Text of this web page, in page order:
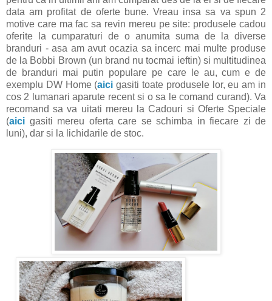
data am profitat de oferte bune. Vreau insa sa va spun 2
motive care ma fac sa revin mereu pe site: produsele cadou
oferite la cumparaturi de o anumita suma de la diverse
branduri - asa am avut ocazia sa incerc mai multe produse
de la Bobbi Brown (un brand nu tocmai ieftin) si multitudinea
de branduri mai putin populare pe care le au, cum e de
exemplu DW Home (aici gasiti toate produsele lor, eu am in
cos 2 lumanari aparute recent si o sa le comand curand). Va
recomand sa va uitati mereu la Cadouri si Oferte Speciale
(aici gasiti mereu oferta care se schimba in fiecare zi de
luni), dar si la lichidarile de stoc.